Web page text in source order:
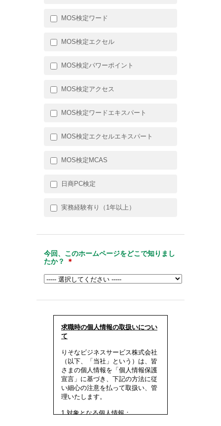
MOS検定ワード
MOS検定エクセル
MOS検定パワーポイント
MOS検定アクセス
MOS検定ワードエキスパート
MOS検定エクセルエキスパート
MOS検定MCAS
日商PC検定
実務経験有り（1年以上）
今回、このホームページをどこで知りまし
たか？
＊
求職時の個人情報の取扱いについ
て
りそなビジネスサービス株式会社
（以下、「当社」という）は、皆
さまの個人情報を「個人情報保護
宣言」に基づき、下記の方法に従
い細心の注意を払って取扱い、管
理いたします。
1.対象となる個人情報：